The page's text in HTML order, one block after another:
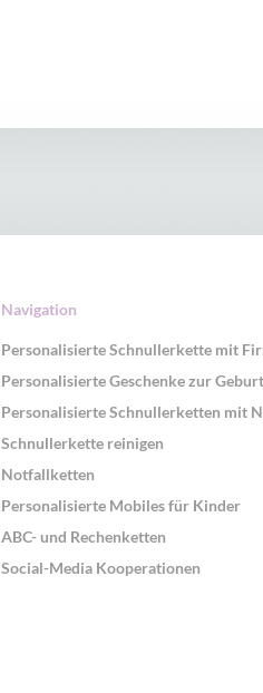
Navigation
Personalisierte Schnullerkette mit
Personalisierte Geschenke zur
Personalisierte Schnullerketten mit
Schnullerkette reinigen
Notfallketten
Personalisierte Mobiles für Kinder
ABC- und Rechenketten
Social-Media Kooperationen